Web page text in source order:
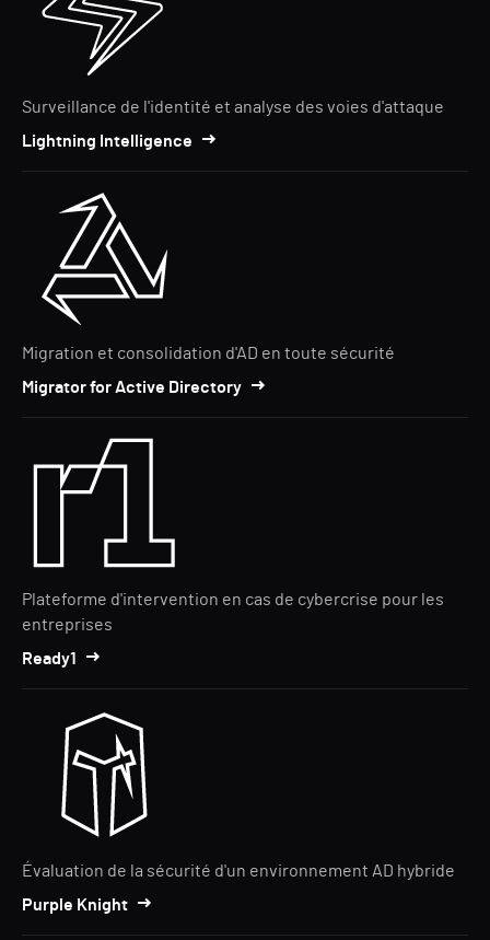
Surveillance de l'identité et analyse des voies d'attaque
Lightning Intelligence
Migration et consolidation d'AD en toute sécurité
Migrator for Active Directory
Plateforme d'intervention en cas de cybercrise pour les
entreprises
Ready1
Évaluation de la sécurité d'un environnement AD hybride
Purple Knight